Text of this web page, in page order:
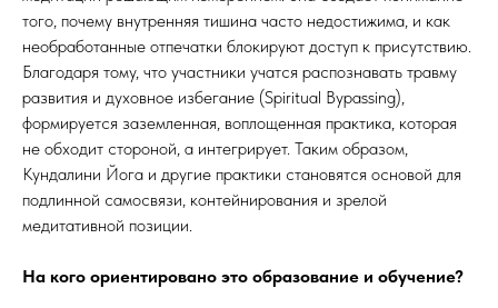
того, почему внутренняя тишина часто недостижима, и как
необработанные отпечатки блокируют доступ к присутствию.
Благодаря тому, что участники учатся распознавать травму
развития и духовное избегание (Spiritual Bypassing),
формируется заземленная, воплощенная практика, которая
не обходит стороной, а интегрирует. Таким образом,
Кундалини Йога и другие практики становятся основой для
подлинной самосвязи, контейнирования и зрелой
медитативной позиции.
На кого ориентировано это образование и обучение?